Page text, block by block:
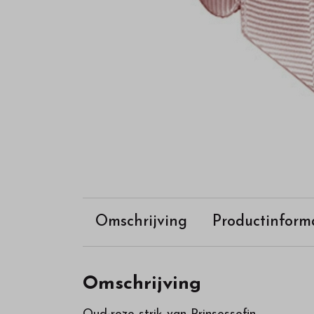
Omschrijving
Omschrijving